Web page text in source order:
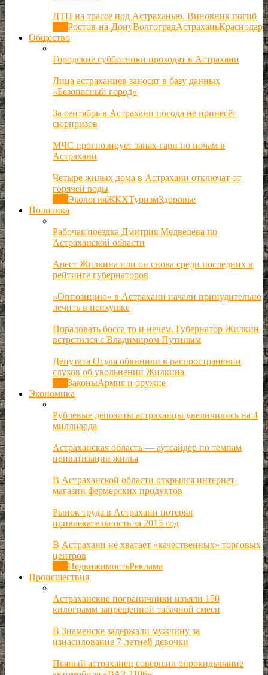
ДТП на трассе под Астраханью. Виновник погиб
Ростов-на-ДонуВолгоградАстраханьКраснодар
Общество
Городские субботники проходят в Астрахани
Лица астраханцев заносят в базу данных
«Безопасный город»
За сентябрь в Астрахани погода не принесёт
сюрпризов
МЧС прогнозирует запах гари по ночам в
Астрахани
Четыре жилых дома в Астрахани отключат от
горячей воды
ЭкологияЖКХТуризмЗдоровье
Политика
Рабочая поездка Дмитрия Медведева по
Астраханской области
Арест Жилкина или он снова среди последних в
рейтинге губернаторов
«Оппозицию» в Астрахани начали принудительно
лечить в психушке
Порадовать босса то и нечем. Губернатор Жилкин
встретился с Владимиром Путиным
Депутата Огуля обвинили в распространении
слухов об увольнении Жилкина
ЗаконыАрмия и оружие
Экономика
Рублевые депозиты астраханцы увеличились на 4
миллиарда
Астраханская область — аутсайдер по темпам
приватизации жилья
В Астраханской области открылся интернет-
магазин фермерских продуктов
Рынок труда в Астрахани потерял
привлекательность за 2015 год
В Астрахани не хватает «качественных» торговых
центров
НедвижимостьРеклама
Происшествия
Астраханские пограничники изъяли 150
килограмм запрещенной табачной смеси
В Знаменске задержали мужчину за
изнасилование 7-летней девочки
Пьяный астраханец совершил опрокидывание